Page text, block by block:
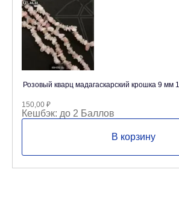
Розовый кварц мадагаскарский крошка 9 мм
150,00 ₽
Кешбэк: до 2 Баллов
В корзину